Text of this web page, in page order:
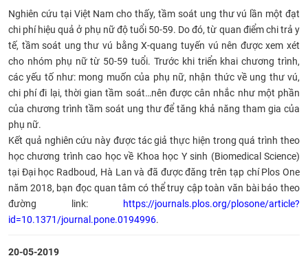
Nghiên cứu tại Việt Nam cho thấy, tầm soát ung thư vú lần một đạt
chi phí hiệu quả ở phụ nữ độ tuổi 50-59. Do đó, từ quan điểm chi trả y
tế, tầm soát ung thư vú bằng X-quang tuyến vú nên được xem xét
cho nhóm phụ nữ từ 50-59 tuổi. Trước khi triển khai chương trình,
các yếu tố như: mong muốn của phụ nữ, nhận thức về ung thư vú,
chi phí đi lại, thời gian tầm soát…nên được cân nhắc như một phần
của chương trình tầm soát ung thư để tăng khả năng tham gia của
phụ nữ.
Kết quả nghiên cứu này được tác giả thực hiện trong quá trình theo
học chương trình cao học về Khoa học Y sinh (Biomedical Science)
tại Đại học Radboud, Hà Lan và đã được đăng trên tạp chí Plos One
năm 2018, bạn đọc quan tâm có thể truy cập toàn văn bài báo theo
đường link: https://journals.plos.org/plosone/article?
id=10.1371/journal.pone.0194996.
20-05-2019